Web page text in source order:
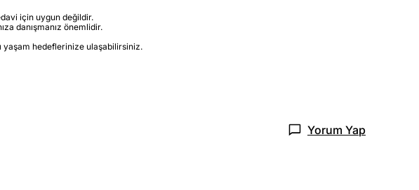
için uygun değildir.
danışmanız önemlidir.
yaşam hedeflerinize ulaşabilirsiniz.
Yorum Yap